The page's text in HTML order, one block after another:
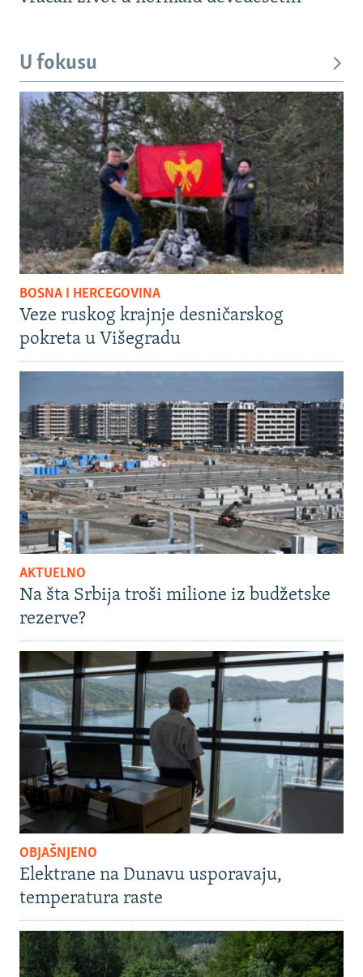
U fokusu
BOSNA I HERCEGOVINA
Veze ruskog krajnje desničarskog
pokreta u Višegradu
AKTUELNO
Na šta Srbija troši milione iz budžetske
rezerve?
OBJAŠNJENO
Elektrane na Dunavu usporavaju,
temperatura raste